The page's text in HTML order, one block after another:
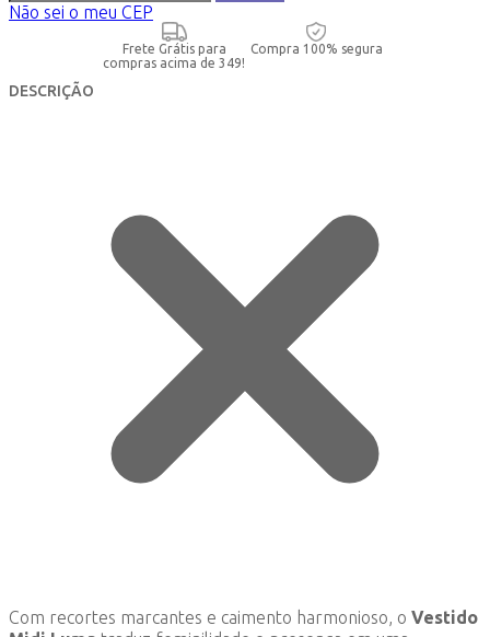
Não sei o meu CEP
Frete Grátis para
compras acima de 349!
Compra 100% segura
DESCRIÇÃO
Com recortes marcantes e caimento harmonioso, o Vestido